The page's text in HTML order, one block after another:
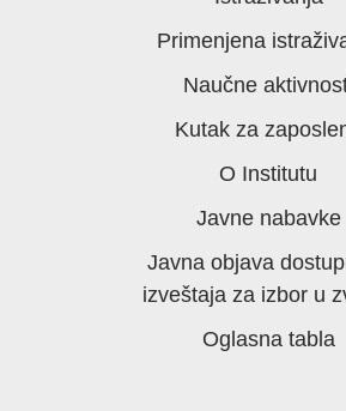
Primenjena
Naučne
Kutak za
O Institutu
Javne nabavke
Javna objava
izveštaja za izbor u
Oglasna tabla